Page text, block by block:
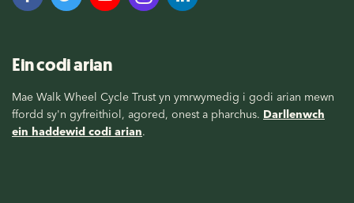
Ein codi arian
Mae Walk Wheel Cycle Trust yn ymrwymedig i godi arian mewn
ffordd sy'n gyfreithiol, agored, onest a pharchus. Darllenwch
ein haddewid codi arian.